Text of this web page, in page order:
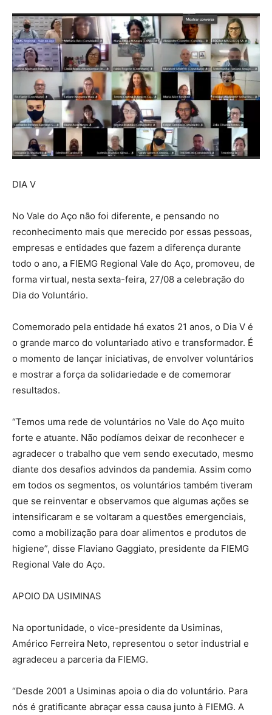
DIA V
No Vale do Aço não foi diferente, e pensando no
reconhecimento mais que merecido por essas pessoas,
empresas e entidades que fazem a diferença durante
todo o ano, a FIEMG Regional Vale do Aço, promoveu, de
forma virtual, nesta sexta-feira, 27/08 a celebração do
Dia do Voluntário.
Comemorado pela entidade há exatos 21 anos, o Dia V é
o grande marco do voluntariado ativo e transformador. É
o momento de lançar iniciativas, de envolver voluntários
e mostrar a força da solidariedade e de comemorar
resultados.
“Temos uma rede de voluntários no Vale do Aço muito
forte e atuante. Não podíamos deixar de reconhecer e
agradecer o trabalho que vem sendo executado, mesmo
diante dos desafios advindos da pandemia. Assim como
em todos os segmentos, os voluntários também tiveram
que se reinventar e observamos que algumas ações se
intensificaram e se voltaram a questões emergenciais,
como a mobilização para doar alimentos e produtos de
higiene”, disse Flaviano Gaggiato, presidente da FIEMG
Regional Vale do Aço.
APOIO DA USIMINAS
Na oportunidade, o vice-presidente da Usiminas,
Américo Ferreira Neto, representou o setor industrial e
agradeceu a parceria da FIEMG.
“Desde 2001 a Usiminas apoia o dia do voluntário. Para
nós é gratificante abraçar essa causa junto à FIEMG. A